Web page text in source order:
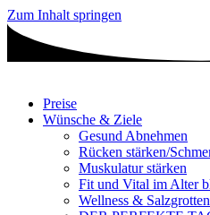
Zum Inhalt springen
Preise
Wünsche & Ziele
Gesund Abnehmen
Rücken stärken/
Muskulatur stärken
Fit und Vital im Alter
Wellness & Salzgrotten